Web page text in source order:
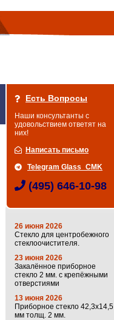
Есть Вопросы
Наши консультанты с
удовольствием ответят на
них!
Написать письмо
Telegram Glass_CMK
(495) 646-10-98
26 июня 2026
Стекло для центробежного
стеклоочистителя.
23 июня 2026
Закалённое приборное
стекло 2 мм. с крепёжными
отверстиями
13 июня 2026
Приборное стекло 42,3х14,5
мм толщ. 2 мм.